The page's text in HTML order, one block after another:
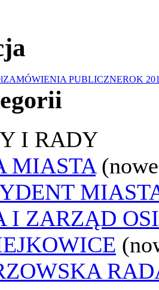
ZAMÓWIENIA PUBLICZNEROK
I RADY
MIASTA
I ZARZĄD